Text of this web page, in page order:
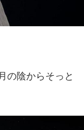
の陰からそっと